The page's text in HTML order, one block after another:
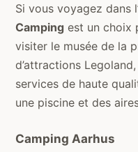
Si vous voyagez dans
Camping est un choix
visiter le musée de la
d’attractions
services de haute
une piscine et des
Camping Aarhus